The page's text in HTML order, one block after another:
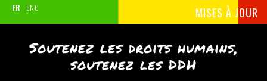
FR ENG MISES À JOUR
Soutenez les droits humains,
soutenez les DDH